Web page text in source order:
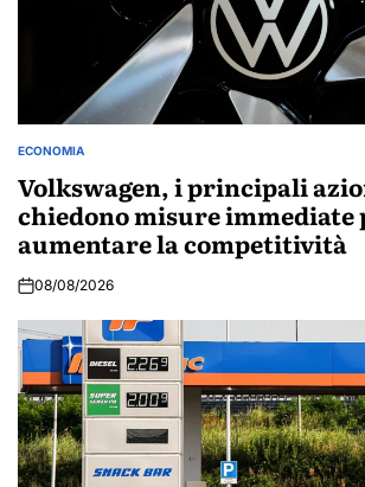
POSTED
ECONOMIA
Volkswagen, i principali
chiedono misure immediate
aumentare la competitività
08/08/2026